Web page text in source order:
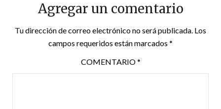
Agregar un comentario
Tu dirección de correo electrónico no será publicada. Los
campos requeridos están marcados *
COMENTARIO*